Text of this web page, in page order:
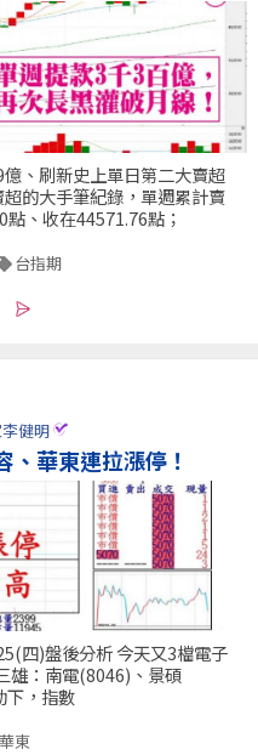
、刷新史上單日第二大賣超
的大手筆紀錄，單週累計賣
、收在44571.76點；
台指期
健明
、華東連拉漲停！
四)盤後分析 今天又3檔電子
雄：南電(8046)、景碩
下，指數
華東